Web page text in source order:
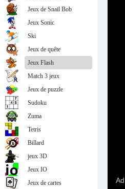
Jeux de Snail Bob
Jeux Sonic
Ski
Jeux de quête
Jeux Flash
Match 3 jeux
Jeux de puzzle
Sudoku
Zuma
Tetris
Billard
jeux 3D
Jeux IO
Jeux de cartes